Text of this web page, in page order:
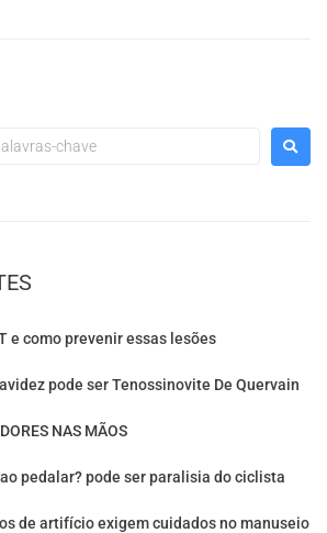
e como prevenir essas lesões
pode ser Tenossinovite De Quervain
NAS MÃOS
pedalar? pode ser paralisia do ciclista
de artifício exigem cuidados no manuseio